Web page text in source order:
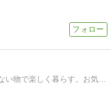
「持ち過ぎない生活」を目標に！少ない物で楽しく暮らす。お気に入りに囲まれた、ちょっといい普段をご紹介。